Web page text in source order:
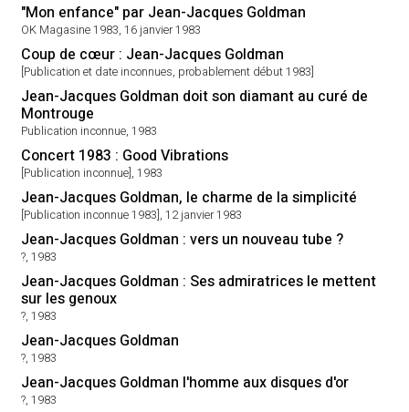
"Mon enfance" par Jean-Jacques Goldman
OK Magasine 1983, 16 janvier 1983
Coup de cœur : Jean-Jacques Goldman
[Publication et date inconnues, probablement début 1983]
Jean-Jacques Goldman doit son diamant au curé de
Montrouge
Publication inconnue, 1983
Concert 1983 : Good Vibrations
[Publication inconnue], 1983
Jean-Jacques Goldman, le charme de la simplicité
[Publication inconnue 1983], 12 janvier 1983
Jean-Jacques Goldman : vers un nouveau tube ?
?, 1983
Jean-Jacques Goldman : Ses admiratrices le mettent
sur les genoux
?, 1983
Jean-Jacques Goldman
?, 1983
Jean-Jacques Goldman l'homme aux disques d'or
?, 1983